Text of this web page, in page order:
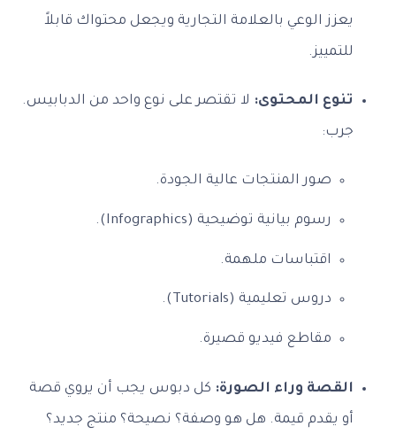
يعزز الوعي بالعلامة التجارية ويجعل محتواك قابلاً
للتمييز.
تنوع المحتوى: لا تقتصر على نوع واحد من الدبابيس.
جرب:
صور المنتجات عالية الجودة.
رسوم بيانية توضيحية (Infographics).
اقتباسات ملهمة.
دروس تعليمية (Tutorials).
مقاطع فيديو قصيرة.
القصة وراء الصورة: كل دبوس يجب أن يروي قصة
أو يقدم قيمة. هل هو وصفة؟ نصيحة؟ منتج جديد؟